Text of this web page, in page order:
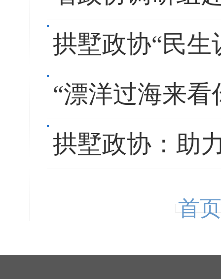
拱墅政协“民
“漂洋过海来
拱墅政协：助
首页